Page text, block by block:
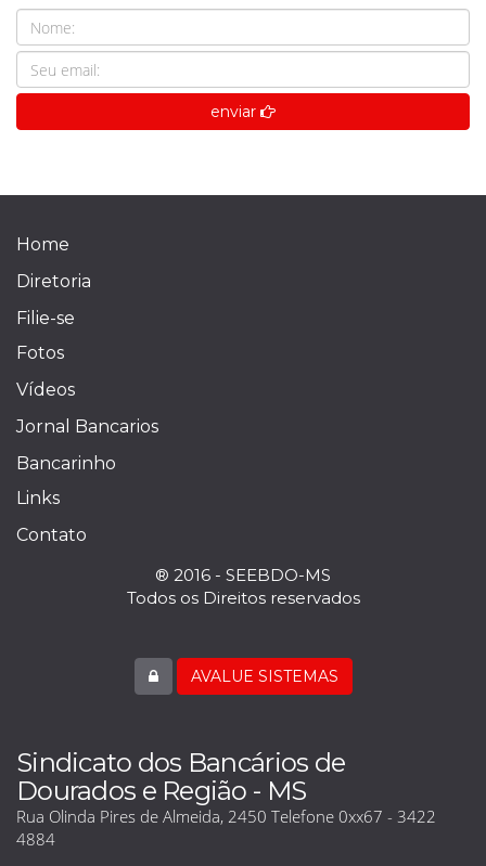
enviar
Home
Diretoria
Filie-se
Fotos
Vídeos
Jornal Bancarios
Bancarinho
Links
Contato
® 2016 - SEEBDO-MS
Todos os Direitos reservados
AVALUE SISTEMAS
Sindicato dos Bancários de
Dourados e Região - MS
Rua Olinda Pires de Almeida, 2450 Telefone 0xx67 - 3422
4884